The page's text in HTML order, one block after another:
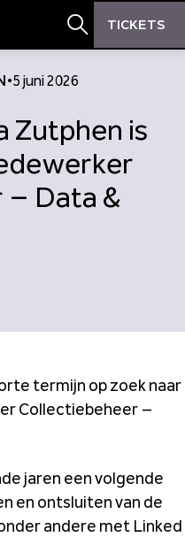
Zoekbalk
TICKETS
Zoeken
•5 juni 2026
Zutphen is
Data &
termijn op zoek naar
Collectiebeheer –
jaren een volgende
en ontsluiten van de
andere met Linked